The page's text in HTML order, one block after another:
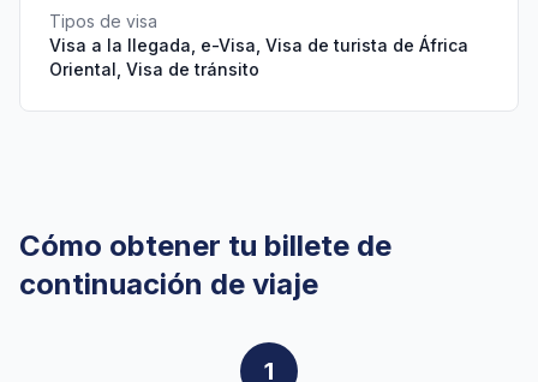
Tipos de visa
Visa a la llegada, e-Visa, Visa de turista de África
Oriental, Visa de tránsito
Cómo obtener tu billete de
continuación de viaje
1